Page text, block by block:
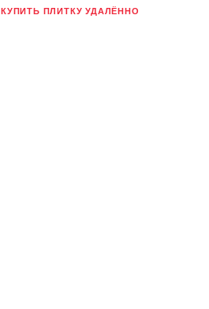
КУПИТЬ ПЛИТКУ УДАЛЁННО